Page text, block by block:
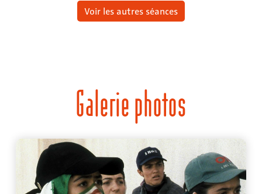
Voir les autres séances
Galerie photos